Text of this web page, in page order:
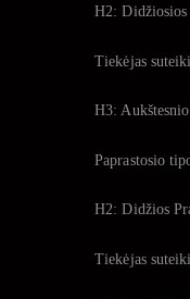
H2: Didžiosios
Tiekėjas
H3:
Paprastosio
H2: Didžios
Tiekėjas